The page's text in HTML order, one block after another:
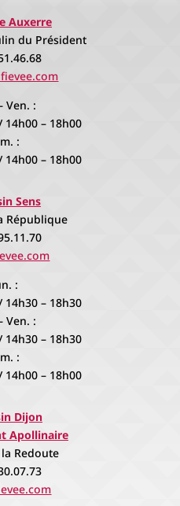
Auxerre
du Président
Ven. :
14h00 – 18h00
:
14h00 – 18h00
Sens
République
:
14h30 – 18h30
Ven. :
14h30 – 18h30
:
14h00 – 18h00
Dijon
Apollinaire
Redoute